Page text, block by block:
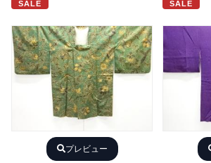
SALE
プレビュー
SALE